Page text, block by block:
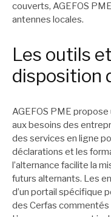
couverts, AGEFOS
antennes locales.
Les outils
disposition
AGEFOS PME
aux besoins des
des services en ligne
déclarations et les
l’alternance facilite la
futurs alternants. Les
d’un portail spécifique
des Cerfas commentés